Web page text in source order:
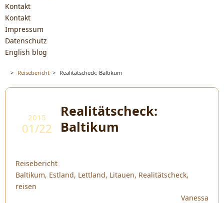
Kontakt
Kontakt
Impressum
Datenschutz
English blog
> Reisebericht > Realitätscheck: Baltikum
2015
01/22
Realitätscheck:
Baltikum
Reisebericht
Baltikum, Estland, Lettland, Litauen, Realitätscheck,
reisen
Vanessa